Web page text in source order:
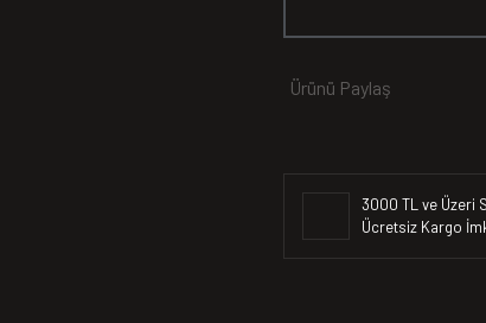
Ürünü Paylaş
3000 TL ve Üzeri
Ücretsiz Kargo